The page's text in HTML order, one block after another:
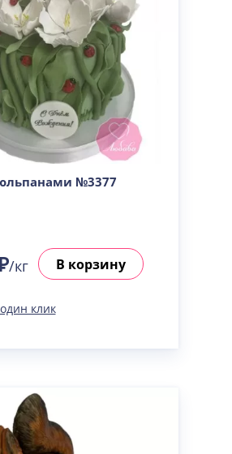
№3377
/кг В корзину
клик